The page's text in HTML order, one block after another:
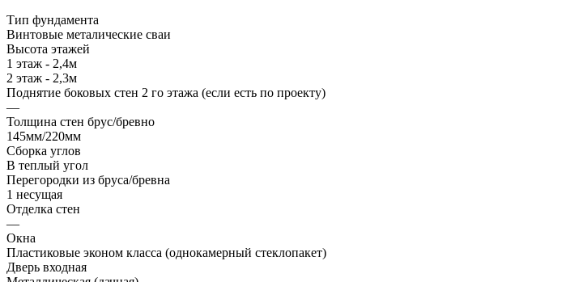
Тип фундамента
Винтовые металические сваи
Высота этажей
1 этаж - 2,4м
2 этаж - 2,3м
Поднятие боковых стен 2 го этажа (если есть по проекту)
—
Толщина стен брус/бревно
145мм/220мм
Сборка углов
В теплый угол
Перегородки из бруса/бревна
1 несущая
Отделка стен
—
Окна
Пластиковые эконом класса (однокамерный стеклопакет)
Дверь входная